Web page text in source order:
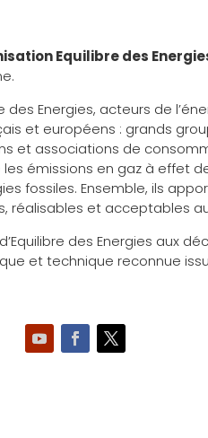
Equilibre des
des Energies, acteurs de
et européens : grands
et associations de
émissions en gaz à effet
fossiles. Ensemble, ils
réalisables et acceptables
des Energies aux
et technique reconnue